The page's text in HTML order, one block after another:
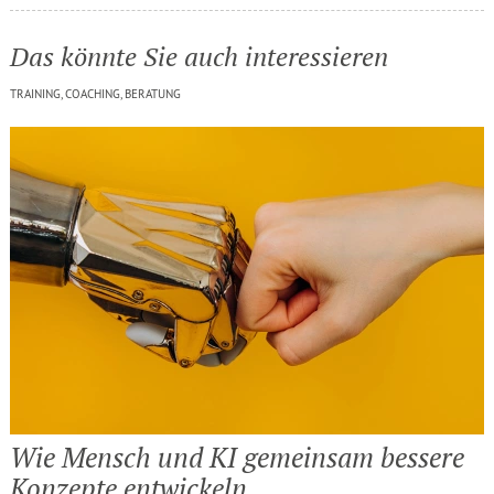
Das könnte Sie auch interessieren
Wie Mensch und KI gemeinsam bessere
TRAINING, COACHING, BERATUNG